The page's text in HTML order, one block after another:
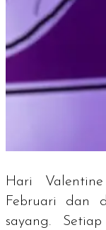
Hari
Februari dan
sayang.